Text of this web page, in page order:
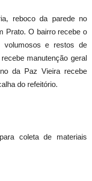
reboco da parede no
Prato. O bairro recebe o
volumosos e restos de
manutenção geral
da Paz Vieira recebe
do refeitório.
coleta de materiais